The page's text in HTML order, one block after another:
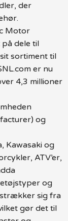
der
Motor
dele til
sortiment til
er nu
4,3 millioner
og
Kawasaki og
ATV’er,
og
strækker sig fra
gør det til